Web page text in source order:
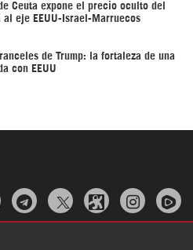
Ceuta expone el precio oculto del
al eje EEUU-Israel-Marruecos
de Trump: la fortaleza de una
con EEUU
  